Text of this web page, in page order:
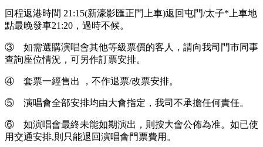
回程返港時間 21:15(新濠影匯正門上車)返回屯門/太子*上車地
點最晚發車21:20，過時不候。
③ 如需選購演唱會其他等級票價的客人，請向我司門市同事
查詢座位情況，可另作訂票安排。
④ 套票一經售出 ，不作退票/改票安排。
⑤ 演唱會全部安排均由大會指定，我司不承擔任何責任。
⑥ 如演唱會最終未能如期演出，則按大會公佈為准。如已使
用交通安排,則只能退回演唱會門票費用。